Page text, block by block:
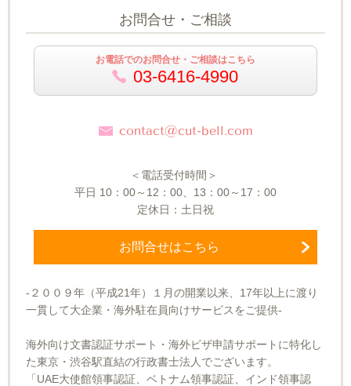
お問合せ・ご相談
お電話でのお問合せ・ご相談はこちら
03-6416-4990
contact@cut-bell.com
＜電話受付時間＞
平日 10 ： 00～12 ： 00 13 ： 00～17 ： 00
定休日：土日祝
お問合せはこちら
-２００９年（平成21年）１月の開業以来、17年以上に渡り
一貫して大企業・海外駐在員向けサービスをご提供-
海外向け文書認証サポート・海外ビザ申請サポートに特化し
た東京・渋谷駅直結の行政書士法人でございます。
「UAE大使館領事認証、ベトナム領事認証、インド領事認